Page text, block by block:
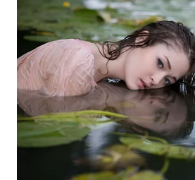
WN
LIKUPANG
WN
LABUANBAJO
WN
BORNEO